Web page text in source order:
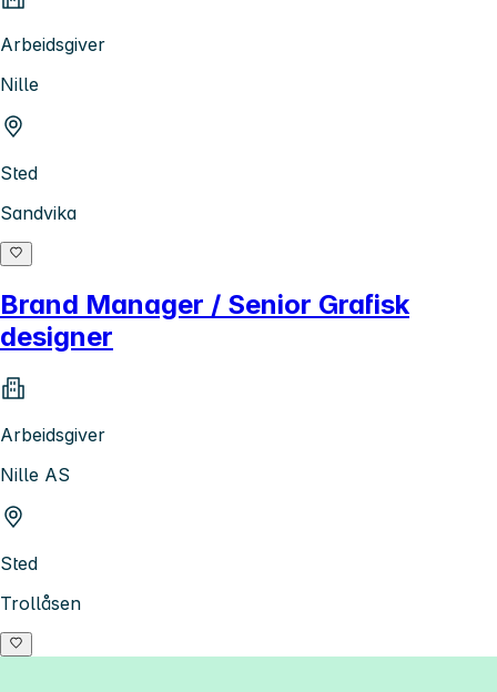
Arbeidsgiver
Nille
Sted
Sandvika
Brand Manager / Senior Grafisk
designer
Arbeidsgiver
Nille AS
Sted
Trollåsen